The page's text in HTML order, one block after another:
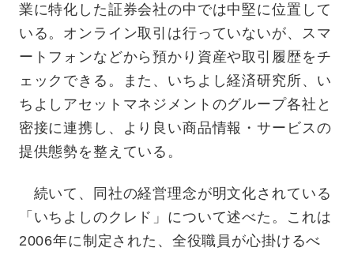
業に特化した証券会社の中では中堅に位置して
いる。オンライン取引は行っていないが、スマ
ートフォンなどから預かり資産や取引履歴をチ
ェックできる。また、いちよし経済研究所、い
ちよしアセットマネジメントのグループ各社と
密接に連携し、より良い商品情報・サービスの
提供態勢を整えている。
続いて、同社の経営理念が明文化されている
「いちよしのクレド」について述べた。これは
2006年に制定された、全役職員が心掛けるべ